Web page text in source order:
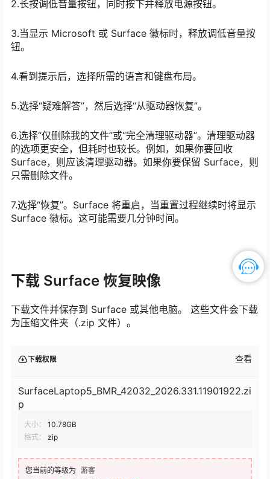
2.长按调低音量按钮，同时按下并释放电源按钮。
3.当显示 Microsoft 或 Surface 徽标时，释放调低音量按
钮。
4.看到提示后，选择所需的语言和键盘布局。
5.选择“疑难解答”，然后选择“从驱动器恢复”。
6.选择“仅删除我的文件”或“完全清理驱动器”。清理驱动器
的选项更安全，但耗时也较长。例如，如果你要回收
Surface，则应该清理驱动器。如果你要保留 Surface，则
只需删除文件。
7.选择“恢复”。Surface 将重启，当重置过程继续时将显示
Surface 徽标。这可能需要几分钟时间。
下载 Surface 恢复映像
下载文件并保存到 Surface 或其他电脑。 这些文件会下载
为压缩文件夹（.zip 文件）。
下载权限 查看
SurfaceLaptop5_BMR_42032_2026.331.11901922.zi
p
大小：
10.78GB
格式：
zip
您当前的等级为 游客